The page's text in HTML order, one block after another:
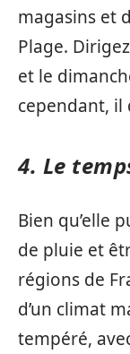
magasins et
Plage.
et le
cependant, il
4. Le
Bien qu’elle
de pluie et
régions de
d’un climat
tempéré,